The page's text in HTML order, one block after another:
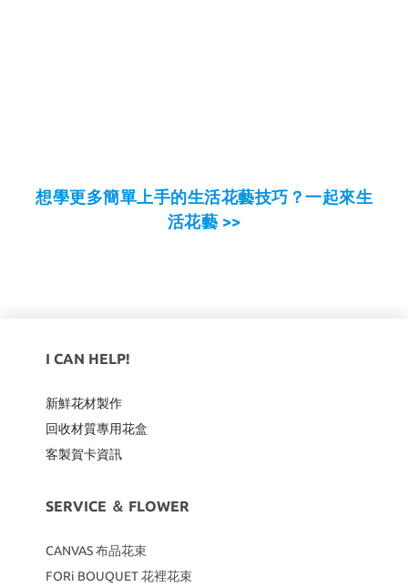
想學更多簡單上手的生活花藝技巧？一起來生
活花藝 >>
I CAN HELP!
新鮮花材製作
回收材質專用花盒
客製賀卡資訊
SERVICE ＆ FLOWER
CANVAS布品花束
FORi BOUQUET 花裡花束